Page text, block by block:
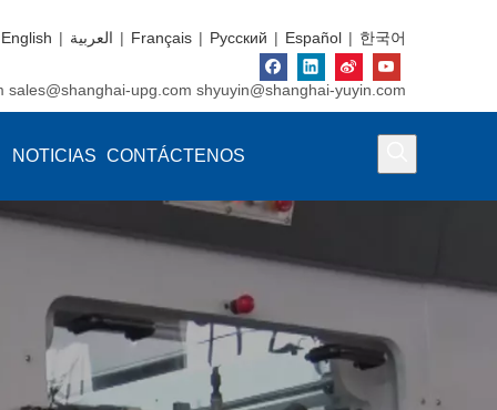
English | العربية | Français | Pусский | Español | 한국어
sales@shanghai-upg.com shyuyin@shanghai-yuyin.com
NOTICIAS CONTÁCTENOS